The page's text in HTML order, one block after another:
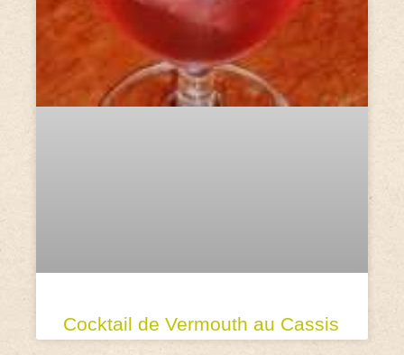
Cocktail de Vermouth au Cassis